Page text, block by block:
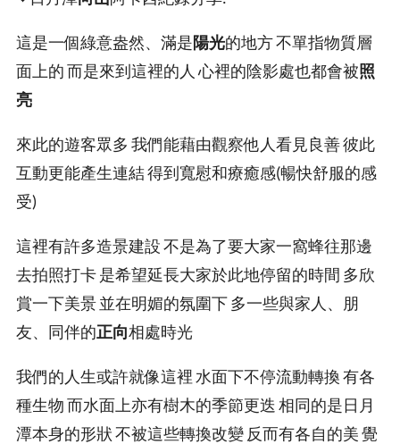
這是一個綠意盎然、滿是陽光的地方 不單指物質層
面上的 而是來到這裡的人 心裡的陰影處也都會被照
亮
來此的遊客眾多 我們能藉由觀察他人看見良善 彼此
互動更能產生連結 得到寬慰和療癒感(暢快舒服的感
受)
這裡有許多造景建設 不是為了要大家一窩蜂往那邊
去拍照打卡 是希望延長大家於此地停留的時間 多欣
賞一下美景 並在明媚的氛圍下 多一些與家人、朋
友、同伴的正向相處時光
我們的人生或許就像這裡 水面下不停流動轉換 有各
種生物 而水面上亦有樹木的季節更迭 相同的是日月
潭本身的形狀 不被這些轉換改變 反而有各自的美 覺